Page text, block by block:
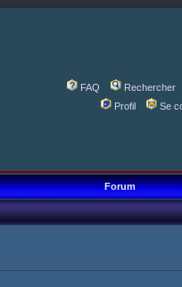
FAQ
Rechercher
Profil
Se
Forum